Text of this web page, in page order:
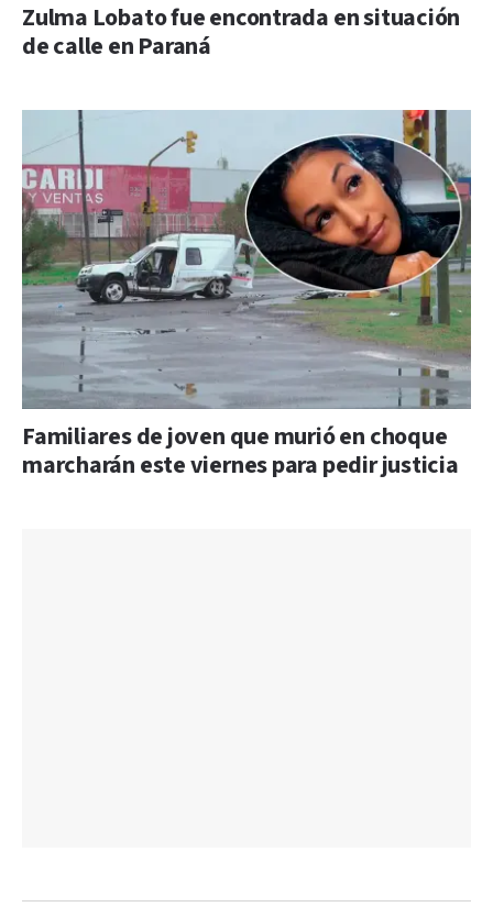
Zulma Lobato fue encontrada en situación
de calle en Paraná
Familiares de joven que murió en choque
marcharán este viernes para pedir justicia